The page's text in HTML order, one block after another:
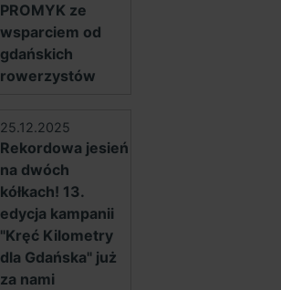
PROMYK ze
wsparciem od
gdańskich
rowerzystów
25.12.2025
Rekordowa jesień
na dwóch
kółkach! 13.
edycja kampanii
"Kręć Kilometry
dla Gdańska" już
za nami